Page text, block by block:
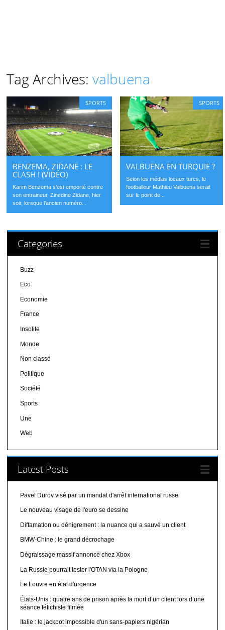
Tag Archives:valbuena
SPORTS
BENZEMA, ZIDANE : LE
CLASH ! (VIDÉO)
Karim Benzema s’est emporté contre
son entraineur, Zinedine Zidane, hier
soir, lorsque l’ancien numéro...
SPORTS
VALBUENA EN TURQUIE ?
Selon les médias locaux turcs, le
footballeur Mathieu Valbuena serait
sur le point de...
Categories
Buzz
Eco
Economie
France
Insolite
Monde
Non classé
Politique
Société
Sports
Une
Web
Latest Posts
Pavel Durov visé par un mandat d'arrêt international russe
Le nouveau visage de l'euro se dessine
Diffamation ou dénigrement : la nuance qui a sauvé un client
BMW-Chine : le grand décrochage
Dégraissage massif annoncé chez Xbox
La Russie pourrait tester l'OTAN via la Pologne
Le Louvre en état d'urgence
États-Unis : quatre ans de prison après la mort d’un client lors d’une
séance fétichiste filmée
Italie : le jackpot impossible d'un sans-papiers nigérian